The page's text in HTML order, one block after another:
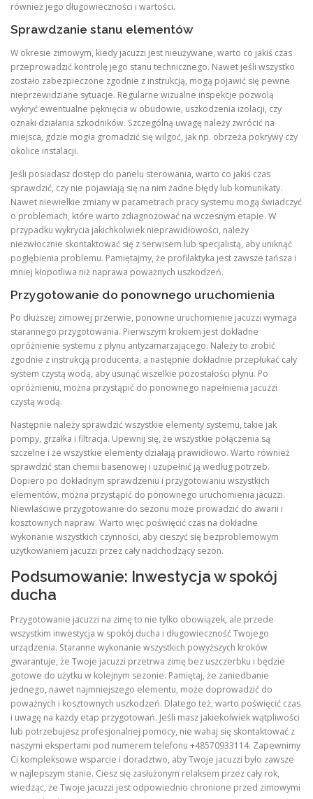
również jego długowieczności i wartości.
Sprawdzanie stanu elementów
W okresie zimowym, kiedy jacuzzi jest nieużywane, warto co jakiś czas
przeprowadzić kontrolę jego stanu technicznego. Nawet jeśli wszystko
zostało zabezpieczone zgodnie z instrukcją, mogą pojawić się pewne
nieprzewidziane sytuacje. Regularne wizualne inspekcje pozwolą
wykryć ewentualne pęknięcia w obudowie, uszkodzenia izolacji, czy
oznaki działania szkodników. Szczególną uwagę należy zwrócić na
miejsca, gdzie mogła gromadzić się wilgoć, jak np. obrzeża pokrywy czy
okolice instalacji.
Jeśli posiadasz dostęp do panelu sterowania, warto co jakiś czas
sprawdzić, czy nie pojawiają się na nim żadne błędy lub komunikaty.
Nawet niewielkie zmiany w parametrach pracy systemu mogą świadczyć
o problemach, które warto zdiagnozować na wczesnym etapie. W
przypadku wykrycia jakichkolwiek nieprawidłowości, należy
niezwłocznie skontaktować się z serwisem lub specjalistą, aby uniknąć
pogłębienia problemu. Pamiętajmy, że profilaktyka jest zawsze tańsza i
mniej kłopotliwa niż naprawa poważnych uszkodzeń.
Przygotowanie do ponownego uruchomienia
Po dłuższej zimowej przerwie, ponowne uruchomienie jacuzzi wymaga
starannego przygotowania. Pierwszym krokiem jest dokładne
opróżnienie systemu z płynu antyzamarzającego. Należy to zrobić
zgodnie z instrukcją producenta, a następnie dokładnie przepłukać cały
system czystą wodą, aby usunąć wszelkie pozostałości płynu. Po
opróżnieniu, można przystąpić do ponownego napełnienia jacuzzi
czystą wodą.
Następnie należy sprawdzić wszystkie elementy systemu, takie jak
pompy, grzałka i filtracja. Upewnij się, że wszystkie połączenia są
szczelne i że wszystkie elementy działają prawidłowo. Warto również
sprawdzić stan chemii basenowej i uzupełnić ją według potrzeb.
Dopiero po dokładnym sprawdzeniu i przygotowaniu wszystkich
elementów, można przystąpić do ponownego uruchomienia jacuzzi.
Niewłaściwe przygotowanie do sezonu może prowadzić do awarii i
kosztownych napraw. Warto więc poświęcić czas na dokładne
wykonanie wszystkich czynności, aby cieszyć się bezproblemowym
użytkowaniem jacuzzi przez cały nadchodzący sezon.
Podsumowanie: Inwestycja w spokój
ducha
Przygotowanie jacuzzi na zimę to nie tylko obowiązek, ale przede
wszystkim inwestycja w spokój ducha i długowieczność Twojego
urządzenia. Staranne wykonanie wszystkich powyższych kroków
gwarantuje, że Twoje jacuzzi przetrwa zimę bez uszczerbku i będzie
gotowe do użytku w kolejnym sezonie. Pamiętaj, że zaniedbanie
jednego, nawet najmniejszego elementu, może doprowadzić do
poważnych i kosztownych uszkodzeń. Dlatego też, warto poświęcić czas
i uwagę na każdy etap przygotowań. Jeśli masz jakiekolwiek wątpliwości
lub potrzebujesz profesjonalnej pomocy, nie wahaj się skontaktować z
naszymi ekspertami pod numerem telefonu +48570933114. Zapewnimy
Ci kompleksowe wsparcie i doradztwo, aby Twoje jacuzzi było zawsze
w najlepszym stanie. Ciesz się zasłużonym relaksem przez cały rok,
wiedząc, że Twoje jacuzzi jest odpowiednio chronione przed zimowymi